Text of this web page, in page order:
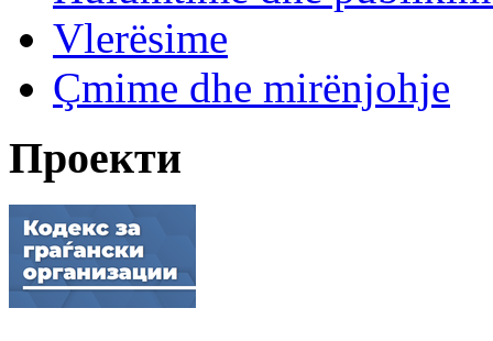
Vlerësime
Çmime dhe mirënjohje
Проекти